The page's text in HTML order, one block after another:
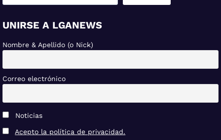
UNIRSE A LGANEWS
Nombre & Apellido (o Nick)
Correo electrónico
Noticias
Acepto la política de privacidad.